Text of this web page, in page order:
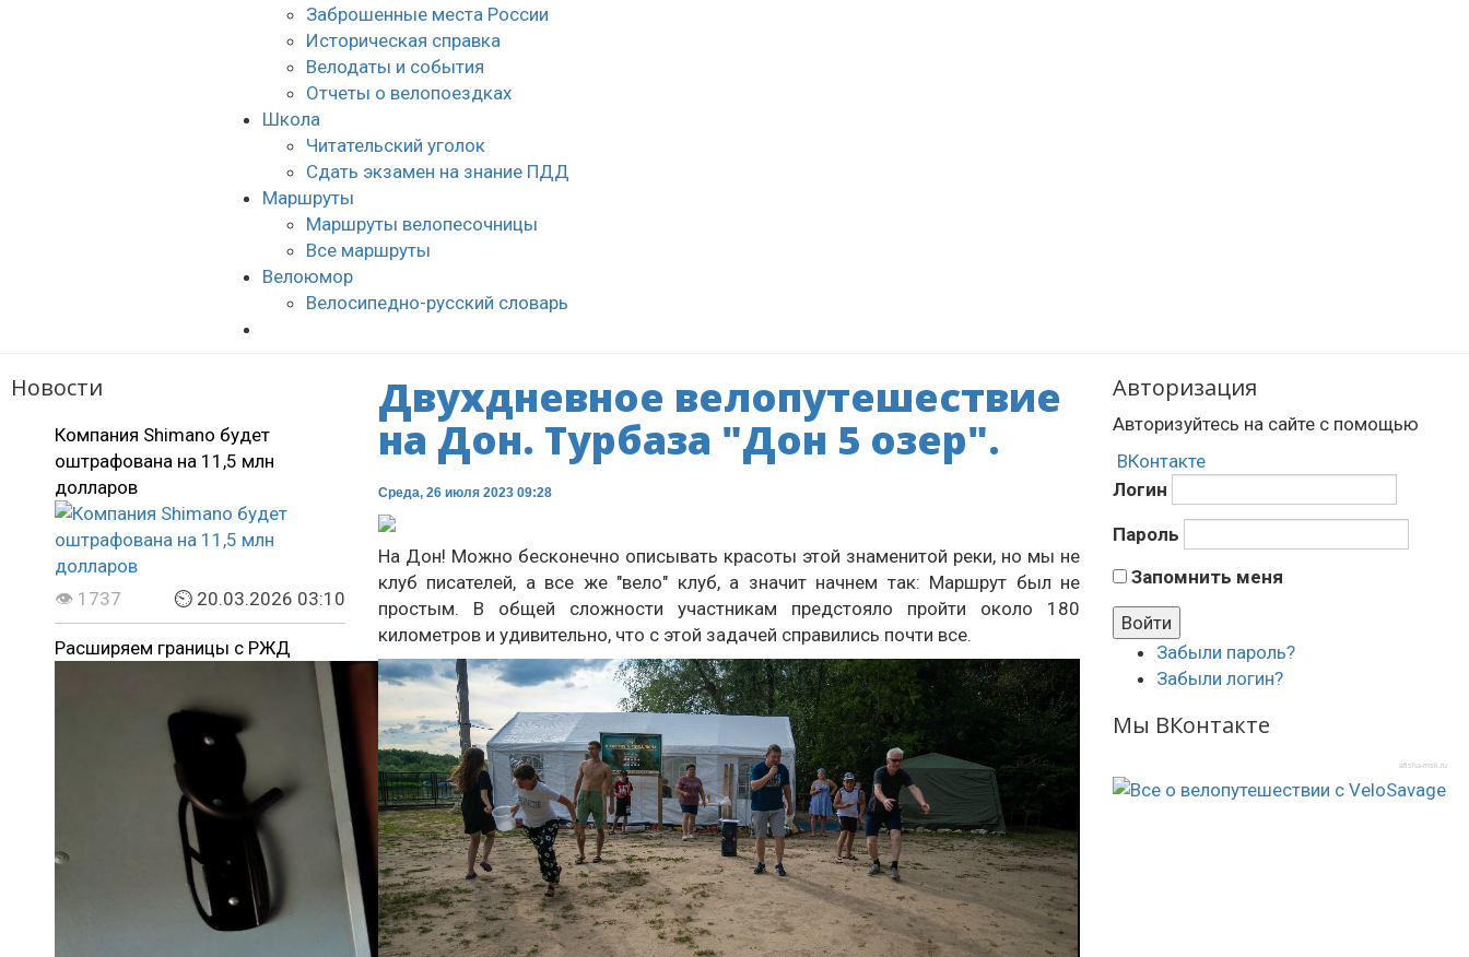
Заброшенные места России
Историческая справка
Велодаты и события
Отчеты о велопоездках
Школа
Читательский уголок
Сдать экзамен на знание ПДД
Маршруты
Маршруты велопесочницы
Все маршруты
Велоюмор
Велосипедно-русский словарь
Новости
Компания Shimano будет
оштрафована на 11,5 млн
долларов
👁 1737 ⏲ 20.03.2026 03:10
Расширяем границы с РЖД
Двухдневное велопутешествие
на Дон. Турбаза "Дон 5 озер".
Среда, 26 июля 2023 09:28
На Дон! Можно бесконечно описывать красоты этой знаменитой реки, но мы не
клуб писателей, а все же "вело" клуб, а значит начнем так: Маршрут был не
простым. В общей сложности участникам предстояло пройти около 180
километров и удивительно, что с этой задачей справились почти все.
Авторизация
Авторизуйтесь на сайте с помощью
ВКонтакте
Логин
Пароль
Запомнить меня
Забыли пароль?
Забыли логин?
Мы ВКонтакте
afisha-msk.ru